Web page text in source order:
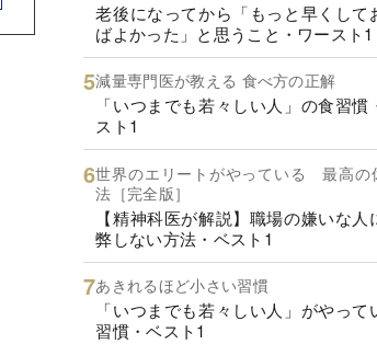
老後になってから「もっと早くして
ばよかった」と思うこと・ワースト1
減量専門医が教える 食べ方の正解
「いつまでも若々しい人」の食習慣
スト1
世界のエリートがやっている 最高の
法［完全版］
【精神科医が解説】職場の嫌いな人
弊しない方法・ベスト1
あきれるほど小さい習慣
「いつまでも若々しい人」がやって
習慣・ベスト1